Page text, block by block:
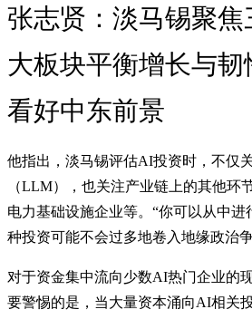
张志贤：淡马锡聚焦
大板块平衡增长与韧
看好中东前景
他指出，淡马锡评估AI投资时，不仅
（LLM），也关注产业链上的其他环
电力基础设施企业等。“你可以从中
种投资可能不会过多地卷入地缘政治
对于资金集中流向少数AI热门企业的
要警惕的是，当大量资本涌向AI相关